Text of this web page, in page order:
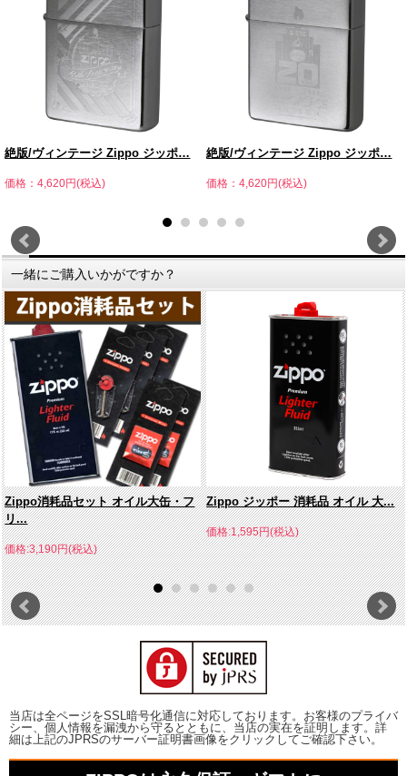
絶版/ヴィンテージ Zippo ジッポ…
価格：4,620円(税込)
絶版/ヴィンテージ Zippo ジッポ…
価格：4,620円(税込)
一緒にご購入いかがですか？
Zippo消耗品セット オイル大缶・フ
リ...
価格:3,190円(税込)
Zippo ジッポー 消耗品 オイル 大...
価格:1,595円(税込)
当店は全ページをSSL暗号化通信に対応しております。お客様のプライバ
シー、個人情報を漏洩から守るとともに、当店の実在を証明します。詳
細は上記のJPRSのサーバー証明書画像をクリックしてご確認下さい。